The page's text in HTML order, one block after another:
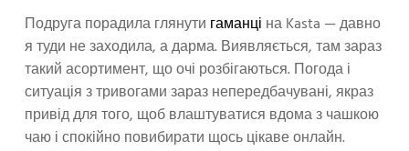
Подруга порадила глянути гаманці на Kasta — давно
я туди не заходила, а дарма. Виявляється, там зараз
такий асортимент, що очі розбігаються. Погода і
ситуація з тривогами зараз непередбачувані, якраз
привід для того, щоб влаштуватися вдома з чашкою
чаю і спокійно повибирати щось цікаве онлайн.